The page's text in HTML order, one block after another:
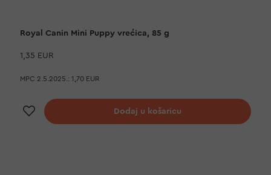
Royal Canin Mini Puppy vrećica, 85 g
1,35 EUR
MPC 2.5.2025.: 1,70 EUR
Dodaj na listu želja
Dodaj u košaricu